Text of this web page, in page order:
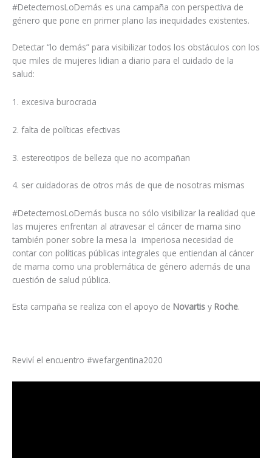
#DetectemosLoDemás es una campaña con perspectiva de
género que pone en primer plano las inequidades existentes.
Detectar “lo demás” para visibilizar todos los obstáculos con los
que miles de mujeres lidian a diario para el cuidado de la
salud:
1. excesiva burocracia
2. falta de políticas efectivas
3. estereotipos de belleza que no acompañan
4. ser cuidadoras de otros más de que de nosotras mismas
#DetectemosLoDemás busca no sólo visibilizar la realidad que
las mujeres enfrentan al atravesar el cáncer de mama sino
también poner sobre la mesa la imperiosa necesidad de
contar con políticas públicas integrales que entiendan al cáncer
de mama como una problemática de género además de una
cuestión de salud pública.
Esta campaña se realiza con el apoyo de Novartis y Roche.
Reviví el encuentro #wefargentina2020